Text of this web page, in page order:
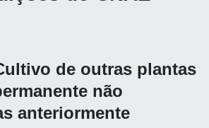
de outras plantas
não
anteriormente